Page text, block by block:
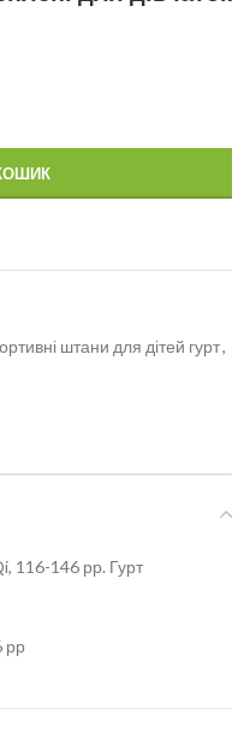
штани для дітей гурт,
116-146 рр. Гурт
рр